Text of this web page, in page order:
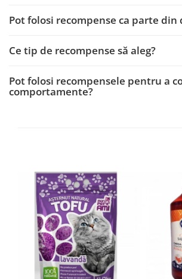
Pot folosi recompense ca parte din
Ce tip de recompense să aleg?
Pot folosi recompensele pentru a
comportamente?